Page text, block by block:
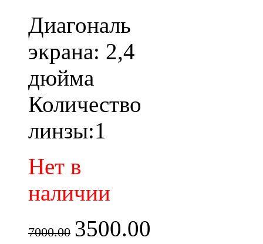
Диагональ
экрана: 2,4
дюйма
Количество
линзы:1
Нет в
наличии
7000.00 3500.00